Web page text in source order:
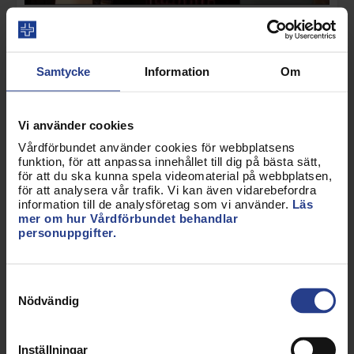
Samtycke Information Om
Vi använder cookies
Vårdförbundet använder cookies för webbplatsens
funktion, för att anpassa innehållet till dig på bästa sätt,
för att du ska kunna spela videomaterial på webbplatsen,
för att analysera vår trafik. Vi kan även vidarebefordra
information till de analysföretag som vi använder. Läs
mer om hur Vårdförbundet behandlar
personuppgifter.
Nödvändig
Inställningar
Se presentationen från Vårdförbundspriset 2016
Maria Hogenäs om
Födelsehusets Doula &